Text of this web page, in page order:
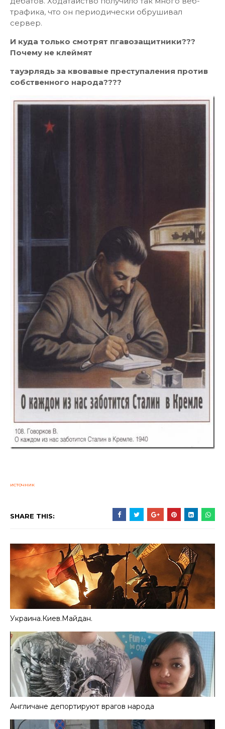
трафика, что он периодически обрушивал
сервер.
И куда только смотрят пгавозащитники???
Почему не клеймят
тауэрлядь за квовавые преступаления против
собственного народа????
источник
SHARE THIS:
Украина.Киев.Майдан.
Англичане депортируют врагов народа